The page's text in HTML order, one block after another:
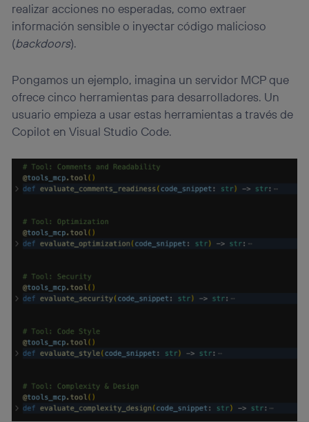
realizar acciones no esperadas, como extraer
información sensible o inyectar código malicioso
(backdoors).
Pongamos un ejemplo, imagina un servidor MCP que
ofrece cinco herramientas para desarrolladores. Un
usuario empieza a usar estas herramientas a través de
Copilot en Visual Studio Code.